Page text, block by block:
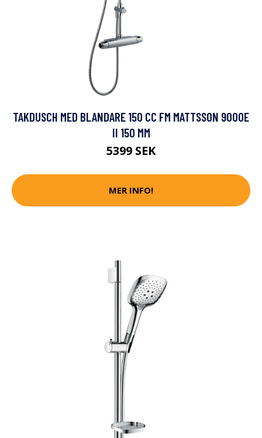
TAKDUSCH MED BLANDARE 150 CC FM MATTSSON 9000E
II 150 MM
5399 SEK
MER INFO!